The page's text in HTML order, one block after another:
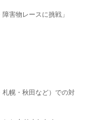
害物レースに挑戦」
札幌・秋田など）での対